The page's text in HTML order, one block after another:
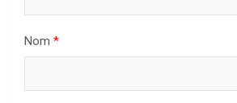
Nom *